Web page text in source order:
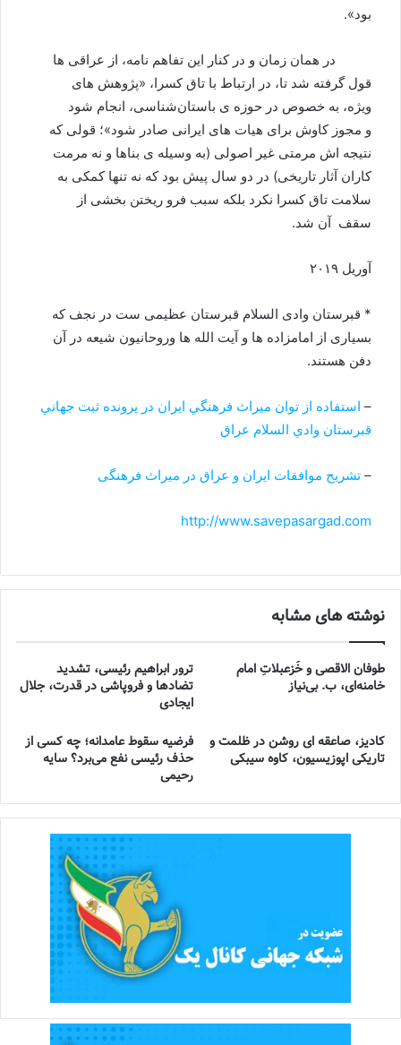
بود».
در همان زمان و در کنار این تفاهم نامه، ‌از عراقی ها
قول گرفته شد تا، در ارتباط با تاق کسرا، «پژوهش ‌های
ویژه، به خصوص در حوزه ی باستان‌شناسی، انجام شود
و مجوز کاوش برای هیات های ایرانی صادر شود»؛ قولی که
نتیجه اش مرمتی غیر اصولی (به وسیله ی بناها و نه مرمت
کاران آثار تاریخی) در دو سال پیش بود که نه تنها کمکی به
سلامت تاق کسرا نکرد بلکه سبب فرو ریختن بخشی از
سقف آن شد.
آوریل ۲۰۱۹
* قبرستان وادی السلام قبرستان عظیمی ست در نجف که
بسیاری از امامزاده ها و آیت الله ها وروحانیون شیعه در آن
دفن هستند.
– استفاده از توان ميراث فرهنگي ايران در پرونده ثبت جهاني
قبرستان وادي السلام عراق
– تشریح موافقات ایران و عراق در میراث فرهنگی
http://www.savepasargad.com
نوشته های مشابه
طوفان الاقصی و خُزعبلاتِ امام
خامنه‌ای، ب. بی‌نیاز
ترور ابراهیم رئیسی، تشدید
تضادها و فروپاشی در قدرت، جلال
ایجادی
کادیز، صاعقه ای روشن در ظلمت و
تاریکی اپوزیسیون، کاوه سیبکی
فرضیه سقوط عامدانه؛ چه کسی از
حذف رئیسی نفع می‌برد؟ سایه
رحیمی